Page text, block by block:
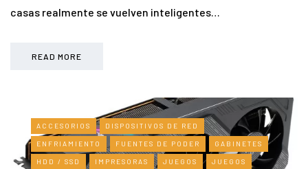
casas realmente se vuelven inteligentes…
READ MORE
ACCESORIOS DISPOSITIVOS DE RED
ENFRIAMIENTO FUENTES DE PODER GABINETES
HDD / SSD IMPRESORAS JUEGOS JUEGOS